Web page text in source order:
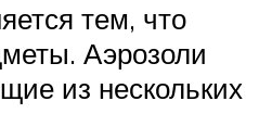
тем, что
Аэрозоли
из нескольких